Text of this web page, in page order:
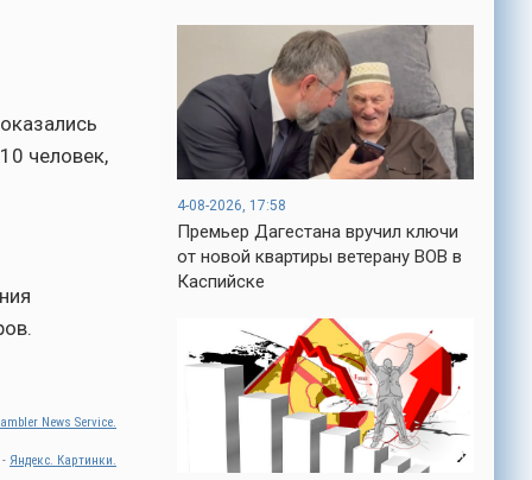
человек,
News Service.
Яндекс. Картинки.
-- Люблю давать советы и очень не
люблю, когда их дают мне.
-- Самое большое богатство — это ум.
Самая большая нищета — глупость. Из
всех страхов самый пугающий —
самолюбование.
-- Лучшее, что можно сделать с хорошим
Он никогда не бывает полезен никому,
кроме того, кто его дал.
-- Люблю давать советы и очень не
люблю, когда их дают мне.
4-08-2026, 17:58
Премьер Дагестана вручил ключи
от новой квартиры ветерану ВОВ в
Каспийске